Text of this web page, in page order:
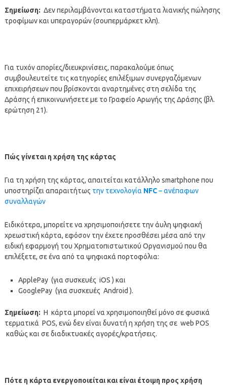
Σημείωση: Δεν περιλαμβάνονται καταστήματα λιανικής πώλησης
τροφίμων και υπεραγορών (σουπερμάρκετ κλπ).
Για τυχόν απορίες/διευκρινίσεις, παρακαλούμε όπως
συμβουλευτείτε τις κατηγορίες επιλέξιμων συνεργαζόμενων
επιχειρήσεων που βρίσκονται αναρτημένες στη σελίδα της
Δράσης ή επικοινωνήσετε με το Γραφείο Αρωγής της Δράσης (βλ.
ερώτηση 21).
Πώς γίνεται η χρήση της κάρτας
Για τη χρήση της κάρτας, απαιτείται κατάλληλο smartphone που
υποστηρίζει απαραιτήτως την τεχνολογία NFC– ανέπαφων
συναλλαγών
Ειδικότερα, μπορείτε να χρησιμοποιήσετε την άυλη ψηφιακή
χρεωστική κάρτα, εφόσον την έχετε προσθέσει μέσα από την
ειδική εφαρμογή του Χρηματοπιστωτικού Οργανισμού που θα
επιλέξετε, σε ένα από τα ψηφιακά πορτοφόλια:
ApplePay (για συσκευές iOS ) και
GooglePay (για συσκευές Android ).
Σημείωση: H κάρτα μπορεί να χρησιμοποιηθεί μόνο σε φυσικά
τερματικά POS, ενώ δεν είναι δυνατή η χρήση της σε web POS
καθώς και σε διαδικτυακές αγορές/κρατήσεις.
Πότε η κάρτα ενεργοποιείται και είναι έτοιμη προς χρήση